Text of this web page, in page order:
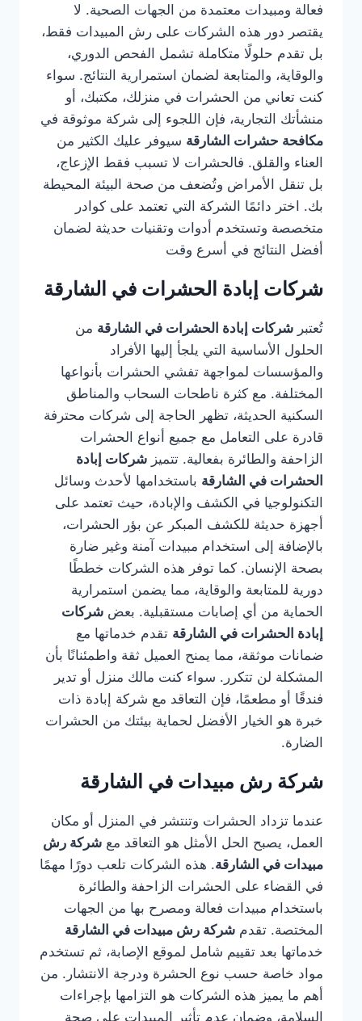
فعالة ومبيدات معتمدة من الجهات الصحية. لا
يقتصر دور هذه الشركات على رش المبيدات فقط،
بل تقدم حلولًا متكاملة تشمل الفحص الدوري،
والوقاية، والمتابعة لضمان استمرارية النتائج. سواء
كنت تعاني من الحشرات في منزلك، مكتبك، أو
منشأتك التجارية، فإن اللجوء إلى شركة موثوقة في
مكافحة حشرات الشارقة سيوفر عليك الكثير من
العناء والقلق. فالحشرات لا تسبب فقط الإزعاج،
بل تنقل الأمراض وتُضعف من صحة البيئة المحيطة
بك. اختر دائمًا الشركة التي تعتمد على كوادر
متخصصة وتستخدم أدوات وتقنيات حديثة لضمان
أفضل النتائج في أسرع وقت
شركات إبادة الحشرات في الشارقة
تُعتبر شركات إبادة الحشرات في الشارقة من
الحلول الأساسية التي يلجأ إليها الأفراد
والمؤسسات لمواجهة تفشي الحشرات بأنواعها
المختلفة. مع كثرة ناطحات السحاب والمناطق
السكنية الحديثة، تظهر الحاجة إلى شركات محترفة
قادرة على التعامل مع جميع أنواع الحشرات
الزاحفة والطائرة بفعالية. تتميز شركات إبادة
الحشرات في الشارقة باستخدامها لأحدث وسائل
التكنولوجيا في الكشف والإبادة، حيث تعتمد على
أجهزة حديثة للكشف المبكر عن بؤر الحشرات،
بالإضافة إلى استخدام مبيدات آمنة وغير ضارة
بصحة الإنسان. كما توفر هذه الشركات خططًا
دورية للمتابعة والوقاية، مما يضمن استمرارية
الحماية من أي إصابات مستقبلية. بعض شركات
إبادة الحشرات في الشارقة تقدم خدماتها مع
ضمانات موثقة، مما يمنح العميل ثقة واطمئنانًا بأن
المشكلة لن تتكرر. سواء كنت مالك منزل أو تدير
فندقًا أو مطعمًا، فإن التعاقد مع شركة إبادة ذات
خبرة هو الخيار الأفضل لحماية بيئتك من الحشرات
الضارة.
شركة رش مبيدات في الشارقة
عندما تزداد الحشرات وتنتشر في المنزل أو مكان
العمل، يصبح الحل الأمثل هو التعاقد مع شركة رش
مبيدات في الشارقة. هذه الشركات تلعب دورًا مهمًا
في القضاء على الحشرات الزاحفة والطائرة
باستخدام مبيدات فعالة ومصرح بها من الجهات
المختصة. تقدم شركة رش مبيدات في الشارقة
خدماتها بعد تقييم شامل لموقع الإصابة، ثم تستخدم
مواد خاصة حسب نوع الحشرة ودرجة الانتشار. من
أهم ما يميز هذه الشركات هو التزامها بإجراءات
السلامة، وضمان عدم تأثير المبيدات على صحة